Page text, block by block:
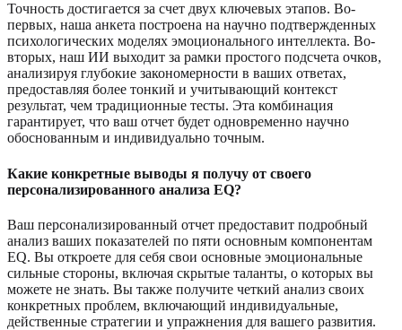
Точность достигается за счет двух ключевых этапов. Во-
первых, наша анкета построена на научно подтвержденных
психологических моделях эмоционального интеллекта. Во-
вторых, наш ИИ выходит за рамки простого подсчета очков,
анализируя глубокие закономерности в ваших ответах,
предоставляя более тонкий и учитывающий контекст
результат, чем традиционные тесты. Эта комбинация
гарантирует, что ваш отчет будет одновременно научно
обоснованным и индивидуально точным.
Какие конкретные выводы я получу от своего
персонализированного анализа EQ?
Ваш персонализированный отчет предоставит подробный
анализ ваших показателей по пяти основным компонентам
EQ. Вы откроете для себя свои основные эмоциональные
сильные стороны, включая скрытые таланты, о которых вы
можете не знать. Вы также получите четкий анализ своих
конкретных проблем, включающий индивидуальные,
действенные стратегии и упражнения для вашего развития.